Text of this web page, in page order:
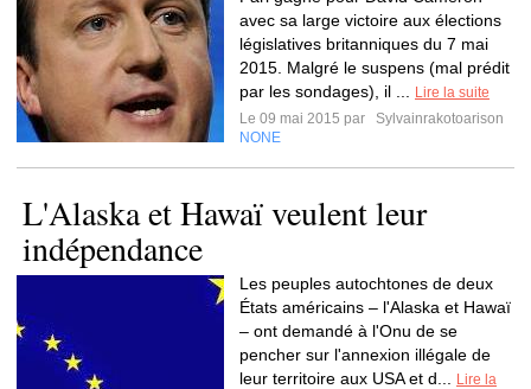
avec sa large victoire aux élections
législatives britanniques du 7 mai
2015. Malgré le suspens (mal prédit
par les sondages), il ...
Lire la suite
Le 09 mai 2015 par
Sylvainrakotoarison
NONE
L'Alaska et Hawaï veulent leur
indépendance
Les peuples autochtones de deux
États américains – l'Alaska et Hawaï
– ont demandé à l'Onu de se
pencher sur l'annexion illégale de
leur territoire aux USA et d...
Lire la